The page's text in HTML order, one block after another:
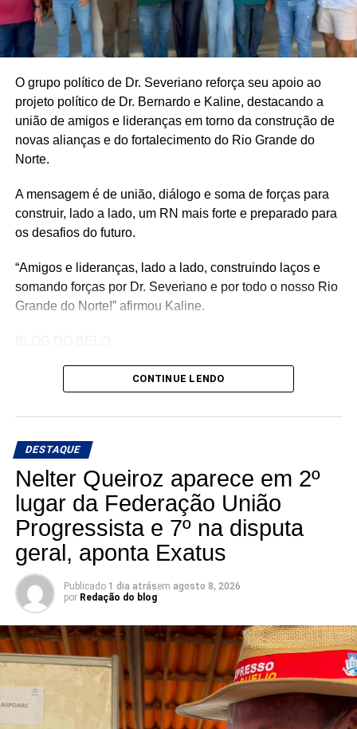
O grupo político de Dr. Severiano reforça seu apoio ao
projeto político de Dr. Bernardo e Kaline, destacando a
união de amigos e lideranças em torno da construção de
novas alianças e do fortalecimento do Rio Grande do
Norte.
A mensagem é de união, diálogo e soma de forças para
construir, lado a lado, um RN mais forte e preparado para
os desafios do futuro.
“Amigos e lideranças, lado a lado, construindo laços e
somando forças por Dr. Severiano e por todo o nosso Rio
Grande do Norte!” afirmou Kaline.
CONTINUE LENDO
DESTAQUE
Nelter Queiroz aparece em 2º
lugar da Federação União
Progressista e 7º na disputa
geral, aponta Exatus
Publicado 1 dia atrásem agosto 8, 2026
por Redação do blog